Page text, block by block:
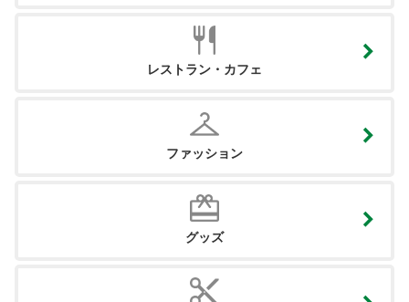
レストラン・カフェ
ファッション
グッズ